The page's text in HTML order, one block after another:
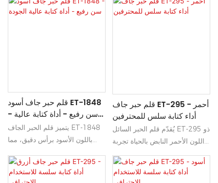
مريحة. ينساب حبره الأحمر الزاهي
بسلاسة على الورق، مما يجعله
يجعله مثاليًا للاستخدام اليومي. كما
أن حبره سريع الجفاف يقلل من
قلم حبر جاف أسود ET-1848
- سن رفيع - أداة كتابة عالية
الجودة
يتميز قلم الحبر الجاف ET-1848
باللون الأسود برأس دقيق، مما
للمهام اليومية والتفاصيل الدقيقة
على حد سواء. صُنع هذا القلم من
قلم حبر جاف ET-295 أحمر -
أداء كتابة سلس للمحترفين
يُقدّم قلم الحبر السائل ET-295 ذو
اللون الأحمر النابض بالحياة تجربة
كتابة سلسة لا مثيل لها، مما يجعله
الخيار الأمثل للمحترفين الذين
يُقدّرون الدقة والأناقة. بفضل